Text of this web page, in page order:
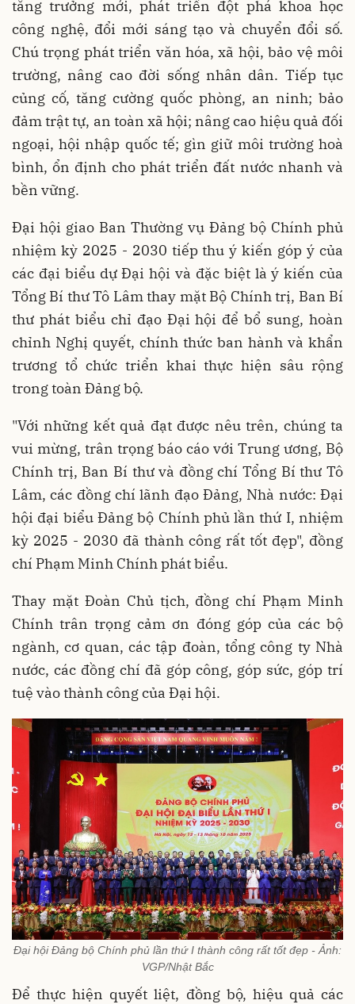
tăng trưởng mới, phát triển đột phá khoa học
công nghệ, đổi mới sáng tạo và chuyển đổi số.
Chú trọng phát triển văn hóa, xã hội, bảo vệ môi
trường, nâng cao đời sống nhân dân. Tiếp tục
củng cố, tăng cường quốc phòng, an ninh; bảo
đảm trật tự, an toàn xã hội; nâng cao hiệu quả đối
ngoại, hội nhập quốc tế; gìn giữ môi trường hoà
bình, ổn định cho phát triển đất nước nhanh và
bền vững.
Đại hội giao Ban Thường vụ Đảng bộ Chính phủ
nhiệm kỳ 2025 - 2030 tiếp thu ý kiến góp ý của
các đại biểu dự Đại hội và đặc biệt là ý kiến của
Tổng Bí thư Tô Lâm thay mặt Bộ Chính trị, Ban Bí
thư phát biểu chỉ đạo Đại hội để bổ sung, hoàn
chỉnh Nghị quyết, chính thức ban hành và khẩn
trương tổ chức triển khai thực hiện sâu rộng
trong toàn Đảng bộ.
"Với những kết quả đạt được nêu trên, chúng ta
vui mừng, trân trọng báo cáo với Trung ương, Bộ
Chính trị, Ban Bí thư và đồng chí Tổng Bí thư Tô
Lâm, các đồng chí lãnh đạo Đảng, Nhà nước: Đại
hội đại biểu Đảng bộ Chính phủ lần thứ I, nhiệm
kỳ 2025 - 2030 đã thành công rất tốt đẹp", đồng
chí Phạm Minh Chính phát biểu.
Thay mặt Đoàn Chủ tịch, đồng chí Phạm Minh
Chính trân trọng cảm ơn đóng góp của các bộ
ngành, cơ quan, các tập đoàn, tổng công ty Nhà
nước, các đồng chí đã góp công, góp sức, góp trí
tuệ vào thành công của Đại hội.
Đại hội Đảng bộ Chính phủ lần thứ I thành công rất tốt đẹp - Ảnh:
VGP/Nhật Bắc
Để thực hiện quyết liệt, đồng bộ, hiệu quả các